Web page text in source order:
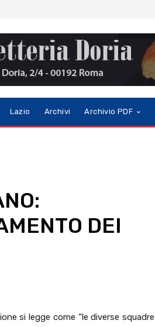
Lazio Archivi Archivio PDF
DEI
si legge come “le diverse squadre